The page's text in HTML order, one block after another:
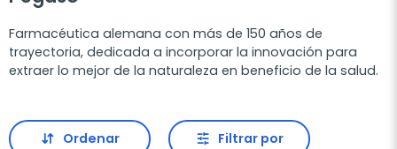
Farmacéutica alemana con más de 150 años de
trayectoria, dedicada a incorporar la innovación para
extraer lo mejor de la naturaleza en beneficio de la salud.
Ordenar Filtrar por